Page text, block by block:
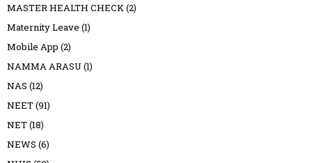
MASTER HEALTH CHECK(2)
Maternity Leave (1)
Mobile App (2)
NAMMA ARASU (1)
NAS (12)
NEET(91)
NET(18)
NEWS (6)